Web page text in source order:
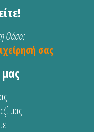
Θάσο;
σας
μας